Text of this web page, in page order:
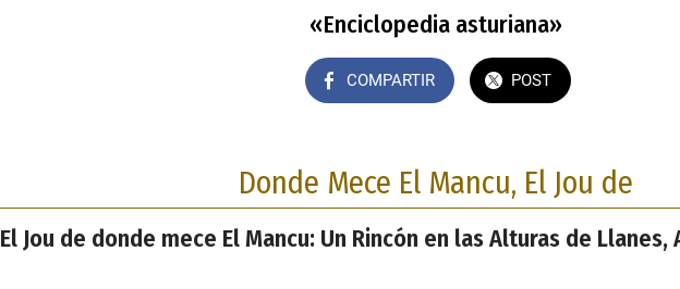
«Enciclopedia asturiana»
COMPARTIR POST
Donde Mece El Mancu, El Jou de
El Jou de donde mece El Mancu: Un Rincón en las Alturas de Llanes,